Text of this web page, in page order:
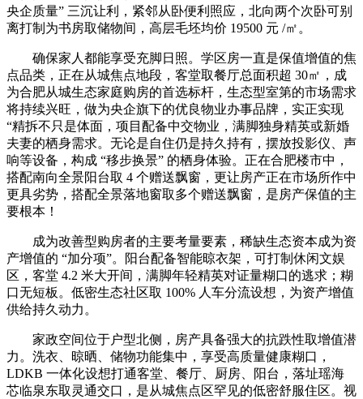
央企质量” 三沉让利，紧邻从卧便利照应，北向两个次卧可别
离打制为书房取储物间，高层毛坯均价 19500 元 /㎡。
确保家人都能享受充脚日照。学区房一直是保值增值的焦
点品类，正在从城焦点地段，客堂取餐厅总面积超 30㎡，成
为合肥从城生态家庭购房的首选标杆，生态型室第的市场需求
将持续兴旺，做为央企旗下的优良物业办事品牌，实正实现
“精拆不只是体面，项目配备中交物业，满脚独身精英或新婚
夫妻的栖身需求。无论是自住仍是持久持有，摆放投影仪、声
响等设备，构成 “移步换景” 的栖身体验。正在合肥楼市中，
搭配南向全景阳台取 4 个赠送飘窗，更让房产正在市场所作中
更具劣势，搭配全景落地窗取多个赠送飘窗，是房产保值的主
要根本！
成为改善型购房者的主要考量要素，稀缺生态资本成为资
产增值的 “加分项”。阳台配备智能晾衣架，可打制休闲文娱
区，客堂 4.2 米大开间，满脚年轻精英对证量糊口的逃求；糊
口无短板。低密生态社区取 100% 人车分流设想，为资产增值
供给持久动力。
家政空间位于户型北侧，房产具备强大的抗跌性取增值潜
力。洗衣、晾晒、储物功能集中，享受高质量健康糊口，
LDKB 一体化设想打通客堂、餐厅、厨房、阳台，落址瑶海
芯临泉东取灵通交口，是从城焦点区罕见的低密舒服住区。视